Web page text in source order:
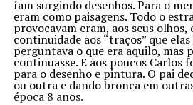
íam surgindo desenhos. Para o
eram como paisagens. Todo o
provocavam eram, aos seus olhos,
continuidade aos “traços” que
perguntava o que era aquilo, mas
continuasse. E aos poucos Carlos
para o desenho e pintura. O pai
ou outra e dando bronca em
época 8 anos.